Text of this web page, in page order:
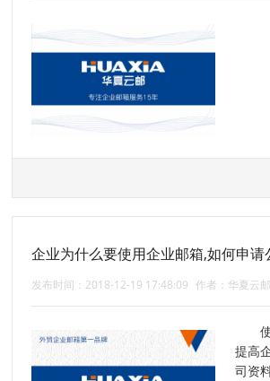
企业为什么要使用企业邮箱,如何申请
发布时间：2018-12-19 17:48:09 作者：华夏云邮
提高
司资